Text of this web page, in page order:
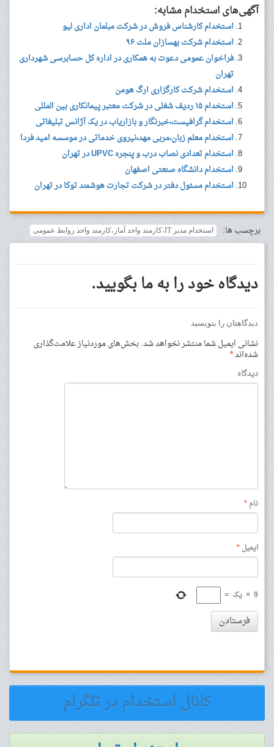
آگهی‌های استخدام مشابه:
استخدام کارشناس فروش در شرکت مبلمان اداری لیو
استخدام شرکت بهسازان ملت ۹۶
فراخوان عمومی دعوت به همکاری در اداره کل حسابرسی شهرداری
تهران
استخدام شرکت کارگزاری ارگ هومن
استخدام ۱۵ ردیف شغلی در شرکت معتبر پیمانکاری بین المللی
استخدام گرافیست،خبرنگار و بازاریاب در یک آژانس تبلیغاتی
استخدام معلم زبان،مربی مهد،نیروی خدماتی در موسسه امید فردا
استخدام تعدادی نصاب درب و پنجره UPVC در تهران
استخدام دانشگاه صنعتی اصفهان
استخدام مسئول دفتر در شرکت تجارت هوشمند توکا در تهران
برچسب ها: استخدام مدیر IT،کارمند واحد آمار،کارمند واحد روابط عمومی
دیدگاه خود را به ما بگویید.
دیدگاهتان را بنویسید
نشانی ایمیل شما منتشر نخواهد شد.بخش‌های موردنیاز علامت‌گذاری
شده‌اند*
دیدگاه
نام*
ایمیل*
9
× یک =
فرستادن
کانال استخدام در تلگرام